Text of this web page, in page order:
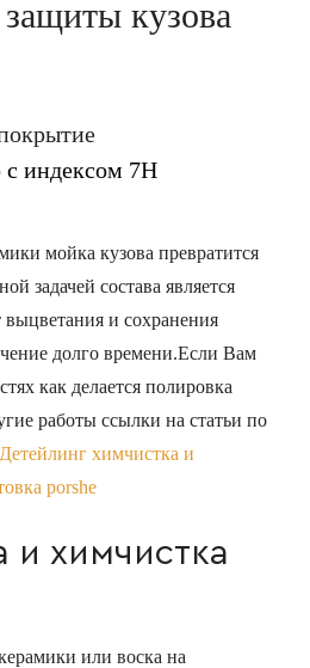
кузова
индексом 7H
мойка кузова превратится
задачей состава является
и сохранения
долго времени.Если Вам
как делается полировка
работы ссылки на статьи по
Детейлинг химчистка и
porshe
и химчистка
или воска на